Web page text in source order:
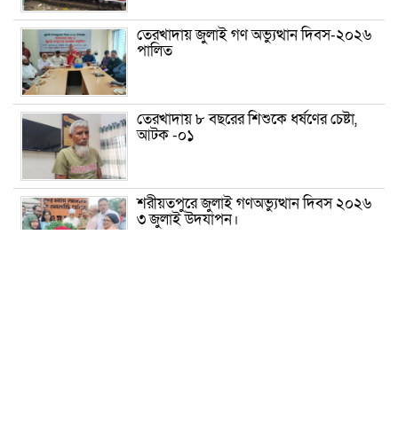
তেরখাদায় জুলাই গণ অভ্যুত্থান দিবস-২০২৬
পালিত
তেরখাদায় ৮ বছরের শিশুকে ধর্ষণের চেষ্টা,
আটক -০১
শরীয়তপুরে জুলাই গণঅভ্যুত্থান দিবস ২০২৬
৩ জুলাই উদযাপন।